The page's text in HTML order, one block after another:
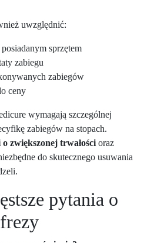
uwzględnić:
sprzętem
zabiegu
zabiegów
ceny
wymagają szczególnej
zabiegów na stopach.
zwiększonej trwałości oraz
do skutecznego usuwania
pytania o